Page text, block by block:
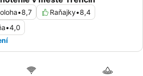
•8,7 Raňajky•8,4
•4,0